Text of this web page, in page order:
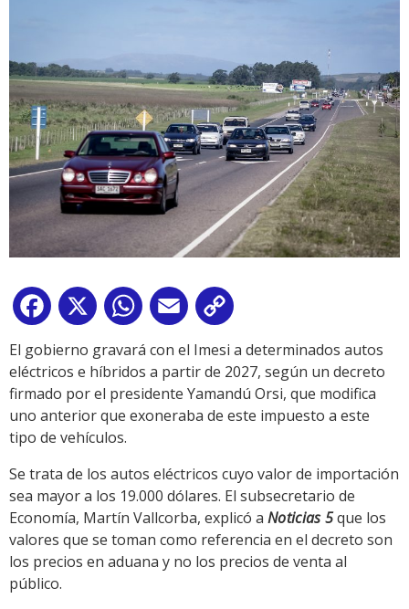
Facebook
X WhatsApp
Email
Link
El gobierno gravará con el Imesi a determinados autos
eléctricos e híbridos a partir de 2027, según un decreto
firmado por el presidente Yamandú Orsi, que modifica
uno anterior que exoneraba de este impuesto a este
tipo de vehículos.
Se trata de los autos eléctricos cuyo valor de importación
sea mayor a los 19.000 dólares. El subsecretario de
Economía, Martín Vallcorba, explicó a Noticias 5que los
valores que se toman como referencia en el decreto son
los precios en aduana y no los precios de venta al
público.